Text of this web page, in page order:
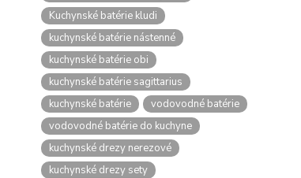
Kuchynské batérie kludi
kuchynské batérie nástenné
kuchynské batérie obi
kuchynské batérie sagittarius
kuchynské batérie
vodovodné batérie
vodovodné batérie do kuchyne
kuchynské drezy nerezové
kuchynské drezy sety